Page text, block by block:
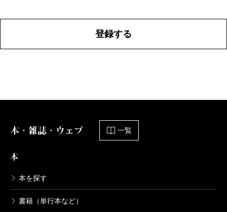
登録する
本・雑誌・ウェブ 一覧
本
本を探す
書籍（単行本など）